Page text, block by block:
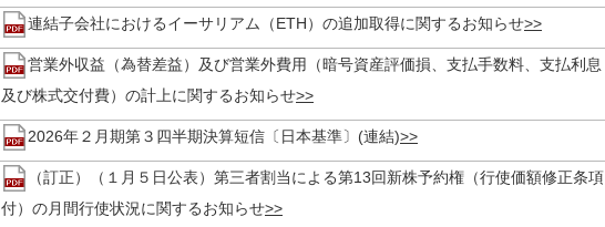
連結子会社におけるイーサリアム（ETH）の追加取得に関するお知らせ
営業外収益（為替差益）及び営業外費用（暗号資産評価損、支払手数料、支払利息
及び株式交付費）の計上に関するお知らせ
2026年２月期第３四半期決算短信〔日本基準〕(連結)
（訂正）（１月５日公表）第三者割当による第13回新株予約権（行使価額修正条項
付）の月間行使状況に関するお知らせ